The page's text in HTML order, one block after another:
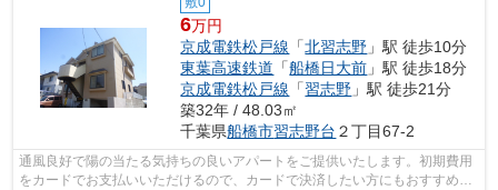
6万円
京成電鉄松戸線 「北習志野 」駅 徒歩10分
東葉高速鉄道 「船橋日大前 」駅 徒歩18分
京成電鉄松戸線 「習志野 」駅 徒歩21分
築32年 / 48.03㎡
千葉県船橋市習志野台 ２丁目67-2
通風良好で陽の当たる気持ちの良いアパートをご提供いたします。初期費用
をカードでお支払いいただけるので、カードで決済したい方にもおすすめで